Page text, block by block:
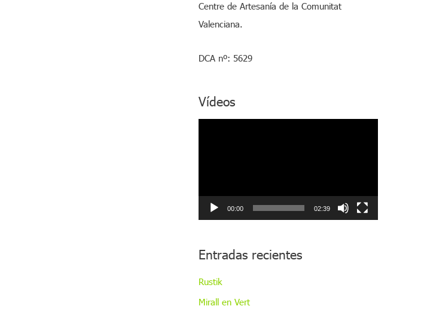
Centre de Artesanía de la Comunitat
Valenciana.
DCA nº: 5629
Vídeos
o
c
00:00 02:39
Entradas recientes
Rustik
Mirall en Vert